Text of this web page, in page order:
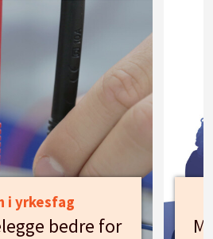
i yrkesfag
bedre for